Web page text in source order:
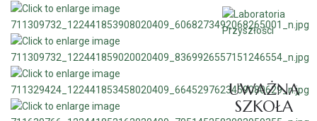
UWAŻNA
SZKOŁA